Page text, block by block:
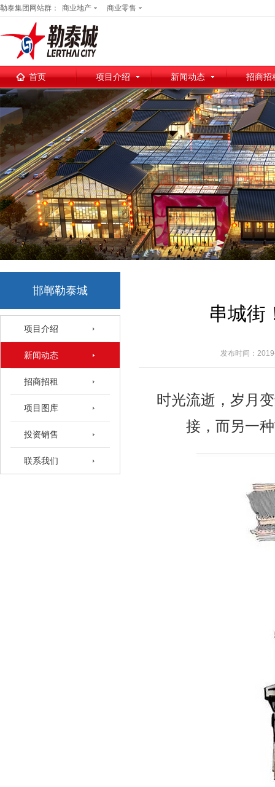
勒泰集团网站群： 商业地产 商业零售
首页 项目介绍 新闻动态 招商招
邯郸勒泰城
项目介绍
新闻动态
招商招租
项目图库
投资销售
联系我们
串城街
发布时间：
时光流逝，岁月
接，而另一